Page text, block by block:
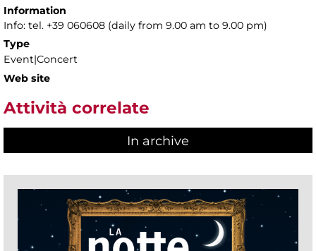
Information
Info: tel. +39 060608 (daily from 9.00 am to 9.00 pm)
Type
Event|Concert
Web site
Attività correlate
In archive